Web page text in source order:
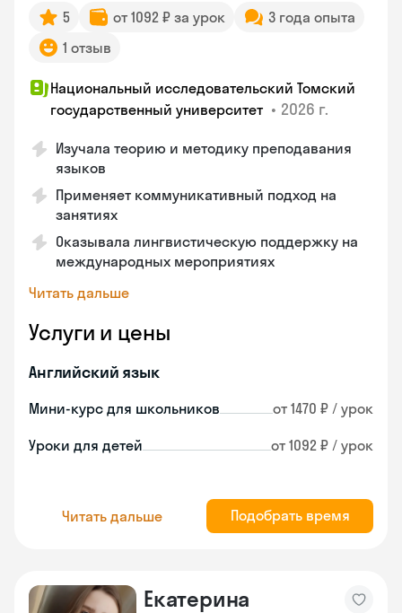
5 от 1092 ₽ за урок
3 года опыта
1 отзыв
Национальный исследовательский Томский
государственный университет • 2026 г.
Изучала теорию и методику преподавания
языков
Применяет коммуникативный подход на
занятиях
Оказывала лингвистическую поддержку на
международных мероприятиях
Читать дальше
Услуги и цены
Английский язык
Мини-курс для школьников от 1470 ₽ / урок
Уроки для детей от 1092 ₽ / урок
Читать дальше Подобрать время
Екатерина